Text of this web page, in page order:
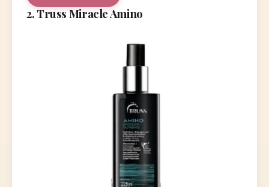
2. Truss Miracle Amino